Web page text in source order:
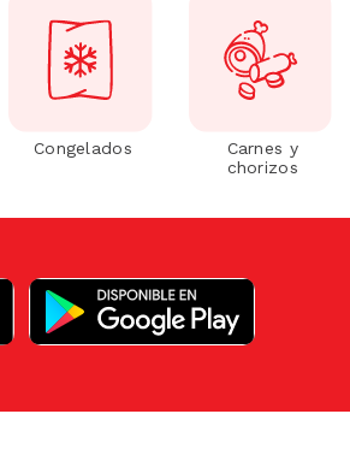
Congelados
Carnes y
chorizos